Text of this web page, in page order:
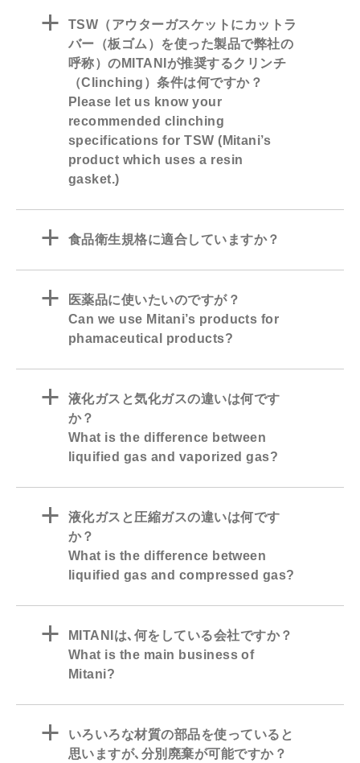
a
TSW（アウターガスケットにカットラ
バー（板ゴム）を使った製品で弊社の
呼称）のMITANIが推奨するクリンチ
（Clinching）条件は何ですか？
Please let us know your
recommended clinching
specifications for TSW (Mitani’s
product which uses a resin
gasket.)
a 食品衛生規格に適合していますか？
a
医薬品に使いたいのですが？
Can we use Mitani’s products for
phamaceutical products?
a
液化ガスと気化ガスの違いは何です
か？
What is the difference between
liquified gas and vaporized gas?
a
液化ガスと圧縮ガスの違いは何です
か？
What is the difference between
liquified gas and compressed gas?
a
MITANIは､何をしている会社ですか？
What is the main business of
Mitani?
a
いろいろな材質の部品を使っていると
思いますが､分別廃棄が可能ですか？